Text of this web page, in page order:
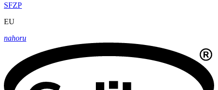
SFZP
EU
nahoru